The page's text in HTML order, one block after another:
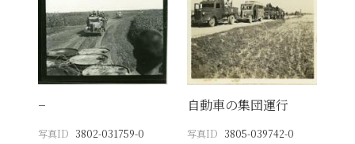
−
写真ID 3802-031759-0
自動車の集団運行
写真ID 3805-039742-0